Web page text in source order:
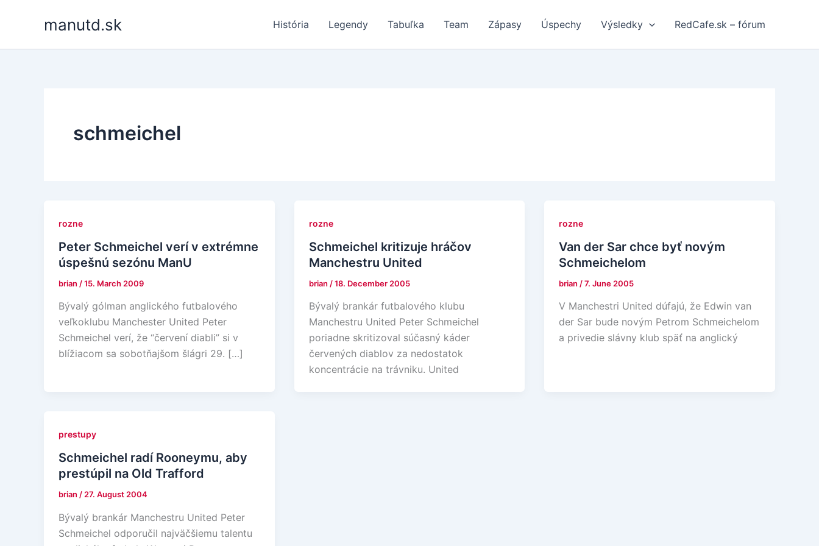
manutd.sk História Legendy Tabuľka Team Zápasy Úspechy Výsledky RedCafe.sk – fórum
schmeichel
rozne
Peter Schmeichel verí v extrémne
úspešnú sezónu ManU
brian /15. March 2009
Bývalý gólman anglického futbalového
veľkoklubu Manchester United Peter
Schmeichel verí, že “červení diabli” si v
blížiacom sa sobotňajšom šlágri 29. […]
rozne
Schmeichel kritizuje hráčov
Manchestru United
brian /18. December 2005
Bývalý brankár futbalového klubu
Manchestru United Peter Schmeichel
poriadne skritizoval súčasný káder
červených diablov za nedostatok
koncentrácie na trávniku. United
rozne
Van der Sar chce byť novým
Schmeichelom
brian /7. June 2005
V Manchestri United dúfajú, že Edwin van
der Sar bude novým Petrom Schmeichelom
a privedie slávny klub späť na anglický
prestupy
Schmeichel radí Rooneymu, aby
prestúpil na Old Trafford
brian / 27. August 2004
Bývalý brankár Manchestru United Peter
Schmeichel odporučil najväčšiemu talentu